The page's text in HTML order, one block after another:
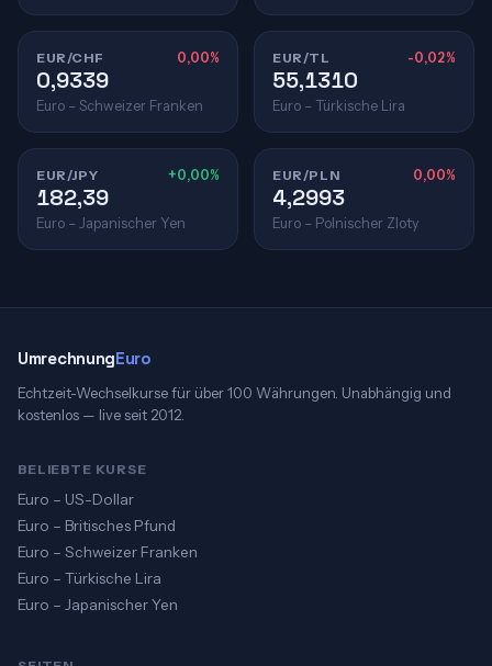
EUR/CHF 0,00%
0,9339
Euro – Schweizer Franken
EUR/TL -0,02%
55,1310
Euro – Türkische Lira
EUR/JPY +0,00%
182,39
Euro – Japanischer Yen
EUR/PLN 0,00%
4,2993
Euro – Polnischer Zloty
UmrechnungEuro
Echtzeit-Wechselkurse für über 100 Währungen. Unabhängig und
kostenlos — live seit 2012.
BELIEBTE KURSE
Euro – US-Dollar
Euro – Britisches Pfund
Euro – Schweizer Franken
Euro – Türkische Lira
Euro – Japanischer Yen